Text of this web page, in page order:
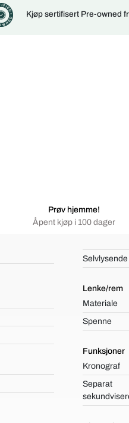
Kjøp sertifisert Pre-owned
Prøv hjemme!
Åpent kjøp i 100 dager
Lenke/rem
Materiale
Spenne
Funksjoner
Kronograf
Separat